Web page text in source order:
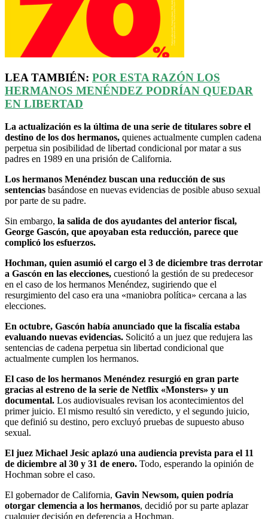
LEA TAMBIÉN: POR ESTA RAZÓN LOS
HERMANOS MENÉNDEZ PODRÍAN QUEDAR
EN LIBERTAD
La actualización es la última de una serie de titulares sobre el
destino de los dos hermanos, quienes actualmente cumplen cadena
perpetua sin posibilidad de libertad condicional por matar a sus
padres en 1989 en una prisión de California.
Los hermanos Menéndez buscan una reducción de sus
sentencias basándose en nuevas evidencias de posible abuso sexual
por parte de su padre.
Sin embargo, la salida de dos ayudantes del anterior fiscal,
George Gascón, que apoyaban esta reducción, parece que
complicó los esfuerzos.
Hochman, quien asumió el cargo el 3 de diciembre tras derrotar
a Gascón en las elecciones, cuestionó la gestión de su predecesor
en el caso de los hermanos Menéndez, sugiriendo que el
resurgimiento del caso era una «maniobra política» cercana a las
elecciones.
En octubre, Gascón había anunciado que la fiscalía estaba
evaluando nuevas evidencias. Solicitó a un juez que redujera las
sentencias de cadena perpetua sin libertad condicional que
actualmente cumplen los hermanos.
El caso de los hermanos Menéndez resurgió en gran parte
gracias al estreno de la serie de Netflix «Monsters» y un
documental. Los audiovisuales revisan los acontecimientos del
primer juicio. El mismo resultó sin veredicto, y el segundo juicio,
que definió su destino, pero excluyó pruebas de supuesto abuso
sexual.
El juez Michael Jesic aplazó una audiencia prevista para el 11
de diciembre al 30 y 31 de enero. Todo, esperando la opinión de
Hochman sobre el caso.
El gobernador de California, Gavin Newsom, quien podría
otorgar clemencia a los hermanos, decidió por su parte aplazar
cualquier decisión en deferencia a Hochman.